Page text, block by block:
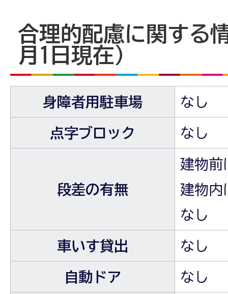
合理的配慮に関する
月1日現在）
身障者用駐車場 なし
点字ブロック なし
段差の有無
建物前
建物内
なし
車いす貸出 なし
自動ドア なし